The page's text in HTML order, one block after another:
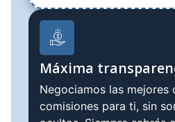
Máxima
Negociamos las mejores
comisiones para ti, sin